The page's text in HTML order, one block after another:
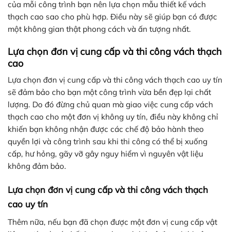
của mỗi công trình bạn nên lựa chọn mẫu thiết kế vách
thạch cao sao cho phù hợp. Điều này sẽ giúp bạn có được
một không gian thật phong cách và ấn tượng nhất.
Lựa chọn đơn vị cung cấp và thi công vách thạch
cao
Lựa chọn đơn vị cung cấp và thi công vách thạch cao uy tín
sẽ đảm bảo cho bạn một công trình vừa bền đẹp lại chất
lượng. Do đó đừng chủ quan mà giao việc cung cấp vách
thạch cao cho một đơn vị không uy tín, điều này không chỉ
khiến bạn không nhận được các chế độ bảo hành theo
quyền lợi và công trình sau khi thi công có thể bị xuống
cấp, hư hỏng, gãy vỡ gây nguy hiểm vì nguyên vật liệu
không đảm bảo.
Lựa chọn đơn vị cung cấp và thi công vách thạch
cao uy tín
Thêm nữa, nếu bạn đã chọn được một đơn vị cung cấp vật